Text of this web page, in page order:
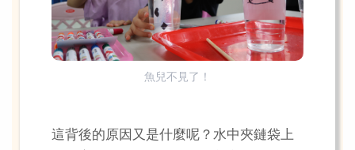
魚兒不見了！
這背後的原因又是什麼呢？水中夾鏈袋上